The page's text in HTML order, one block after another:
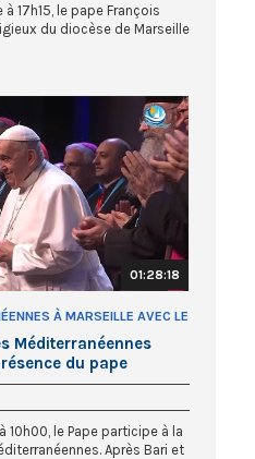
17h15, le pape François
du diocèse de Marseille
01:28:18
À MARSEILLE AVEC LE
Méditerranéennes
du pape
le Pape participe à la
Après Bari et